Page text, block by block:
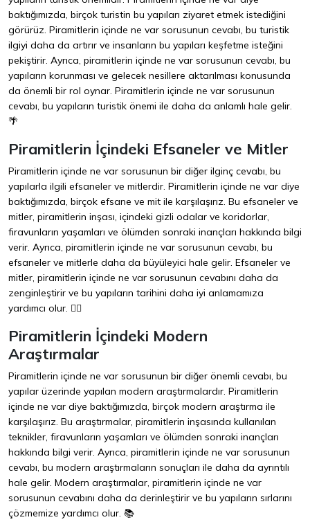
baktığımızda, birçok turistin bu yapıları ziyaret etmek istediğini
görürüz. Piramitlerin içinde ne var sorusunun cevabı, bu turistik
ilgiyi daha da artırır ve insanların bu yapıları keşfetme isteğini
pekiştirir. Ayrıca, piramitlerin içinde ne var sorusunun cevabı, bu
yapıların korunması ve gelecek nesillere aktarılması konusunda
da önemli bir rol oynar. Piramitlerin içinde ne var sorusunun
cevabı, bu yapıların turistik önemi ile daha da anlamlı hale gelir.
🌴
Piramitlerin İçindeki Efsaneler ve Mitler
Piramitlerin içinde ne var sorusunun bir diğer ilginç cevabı, bu
yapılarla ilgili efsaneler ve mitlerdir. Piramitlerin içinde ne var diye
baktığımızda, birçok efsane ve mit ile karşılaşırız. Bu efsaneler ve
mitler, piramitlerin inşası, içindeki gizli odalar ve koridorlar,
firavunların yaşamları ve ölümden sonraki inançları hakkında bilgi
verir. Ayrıca, piramitlerin içinde ne var sorusunun cevabı, bu
efsaneler ve mitlerle daha da büyüleyici hale gelir. Efsaneler ve
mitler, piramitlerin içinde ne var sorusunun cevabını daha da
zenginleştirir ve bu yapıların tarihini daha iyi anlamamıza
yardımcı olur. 🧙‍♂️
Piramitlerin İçindeki Modern
Araştırmalar
Piramitlerin içinde ne var sorusunun bir diğer önemli cevabı, bu
yapılar üzerinde yapılan modern araştırmalardır. Piramitlerin
içinde ne var diye baktığımızda, birçok modern araştırma ile
karşılaşırız. Bu araştırmalar, piramitlerin inşasında kullanılan
teknikler, firavunların yaşamları ve ölümden sonraki inançları
hakkında bilgi verir. Ayrıca, piramitlerin içinde ne var sorusunun
cevabı, bu modern araştırmaların sonuçları ile daha da ayrıntılı
hale gelir. Modern araştırmalar, piramitlerin içinde ne var
sorusunun cevabını daha da derinleştirir ve bu yapıların sırlarını
çözmemize yardımcı olur. 📚